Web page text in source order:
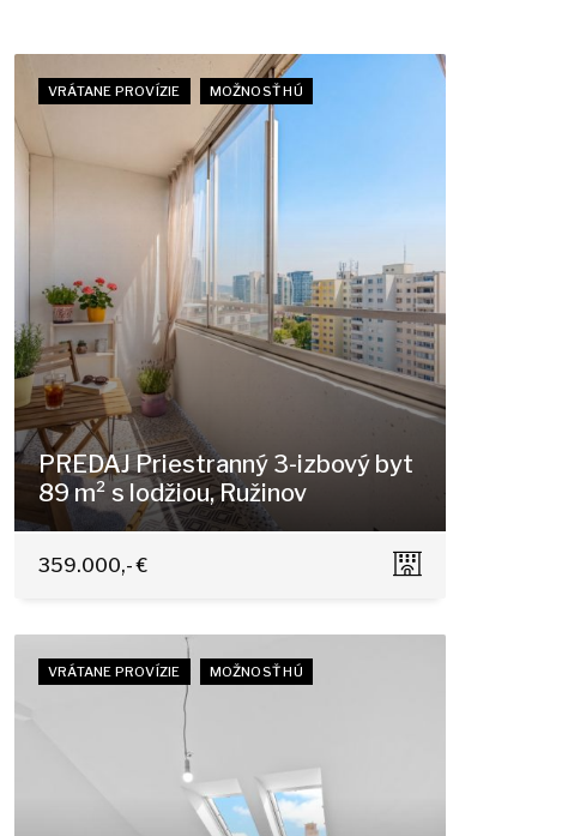
VRÁTANE PROVÍZIE MOŽNOSŤ HÚ
PREDAJ Priestranný 3-izbový byt
89 m² s lodžiou, Ružinov
Jégeho, Bratislava - Nivy
359.000,- €
VRÁTANE PROVÍZIE MOŽNOSŤ HÚ